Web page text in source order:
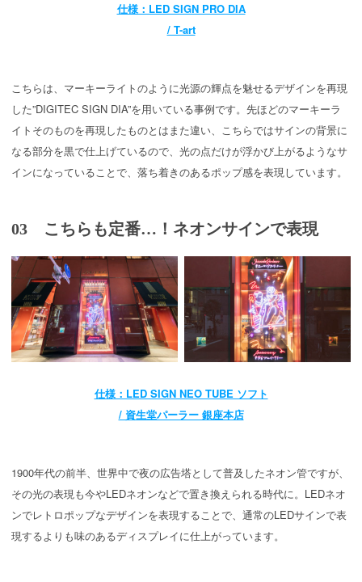
仕様：LED SIGN PRO DIA
/ T-art
こちらは、マーキーライトのように光源の輝点を魅せるデザインを再現
した”DIGITEC SIGN DIA”を用いている事例です。先ほどのマーキーラ
イトそのものを再現したものとはまた違い、こちらではサインの背景に
なる部分を黒で仕上げているので、光の点だけが浮かび上がるようなサ
インになっていることで、落ち着きのあるポップ感を表現しています。
03 こちらも定番…！ネオンサインで表現
仕様：LED SIGN NEO TUBE ソフト
/ 資生堂パーラー 銀座本店
1900年代の前半、世界中で夜の広告塔として普及したネオン管ですが、
その光の表現も今やLEDネオンなどで置き換えられる時代に。LEDネオ
ンでレトロポップなデザインを表現することで、通常のLEDサインで表
現するよりも味のあるディスプレイに仕上がっています。